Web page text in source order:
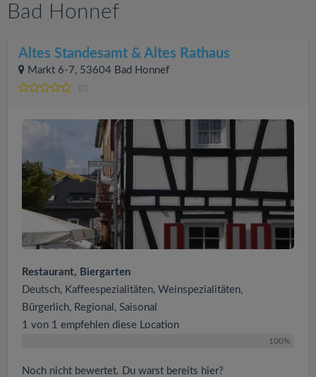
Bad Honnef
Altes Standesamt & Altes Rathaus
Markt 6-7, 53604 Bad Honnef
(0)
Restaurant, Biergarten
Deutsch, Kaffeespezialitäten, Weinspezialitäten,
Bürgerlich, Regional, Saisonal
1 von 1 empfehlen diese Location
100%
Noch nicht bewertet. Du warst bereits hier?